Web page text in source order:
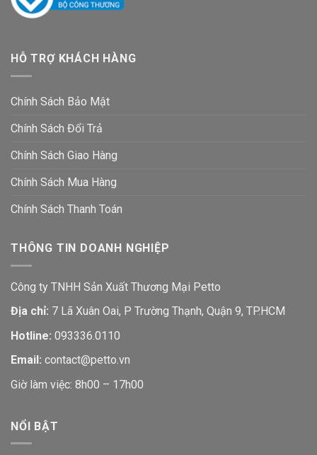
HỖ TRỢ KHÁCH HÀNG
Chính Sách Bảo Mật
Chính Sách Đổi Trả
Chính Sách Giao Hàng
Chính Sách Mua Hàng
Chính Sách Thanh Toán
THÔNG TIN DOANH NGHIỆP
Công ty TNHH Sản Xuất Thương Mại Petto
Địa chỉ: 7 Lã Xuân Oai, P Trường Thạnh, Quận 9, TP.HCM
Hotline: 093336.0110
Email: contact@petto.vn
Giờ làm việc: 8h00 – 17h00
NỔI BẬT